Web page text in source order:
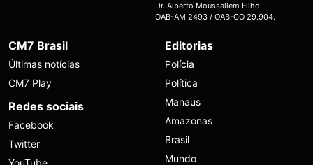
Dr. Alberto Moussallem Filho
OAB-AM 2493 / OAB-GO 29.904.
CM7 Brasil
Últimas notícias
CM7 Play
Redes sociais
Facebook
Twitter
Editorias
Polícia
Política
Manaus
Amazonas
Brasil
Mundo